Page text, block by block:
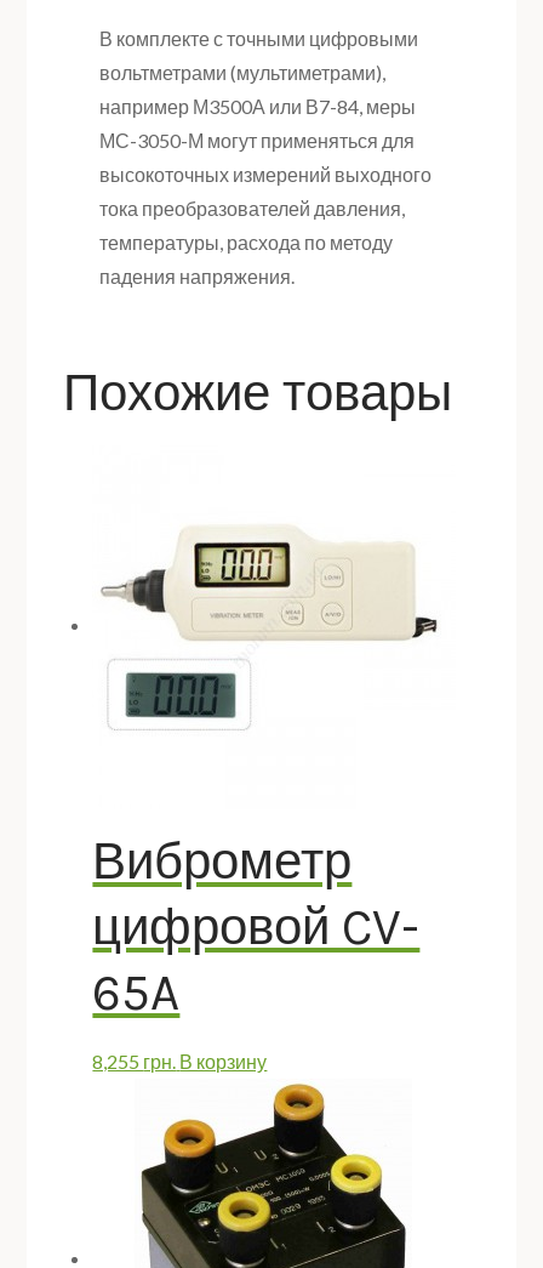
В комплекте с точными цифровыми
вольтметрами (мультиметрами),
например М3500А или В7-84, меры
МС-3050-М могут применяться для
высокоточных измерений выходного
тока преобразователей давления,
температуры, расхода по методу
падения напряжения.
Похожие товары
Виброметр
цифровой CV-
65A
8,255 грн. В корзину